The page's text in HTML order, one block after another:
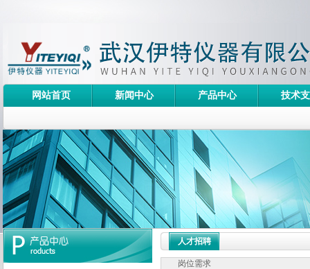
网站首页 新闻中心 产品中心 技术
人才招聘
岗位需求